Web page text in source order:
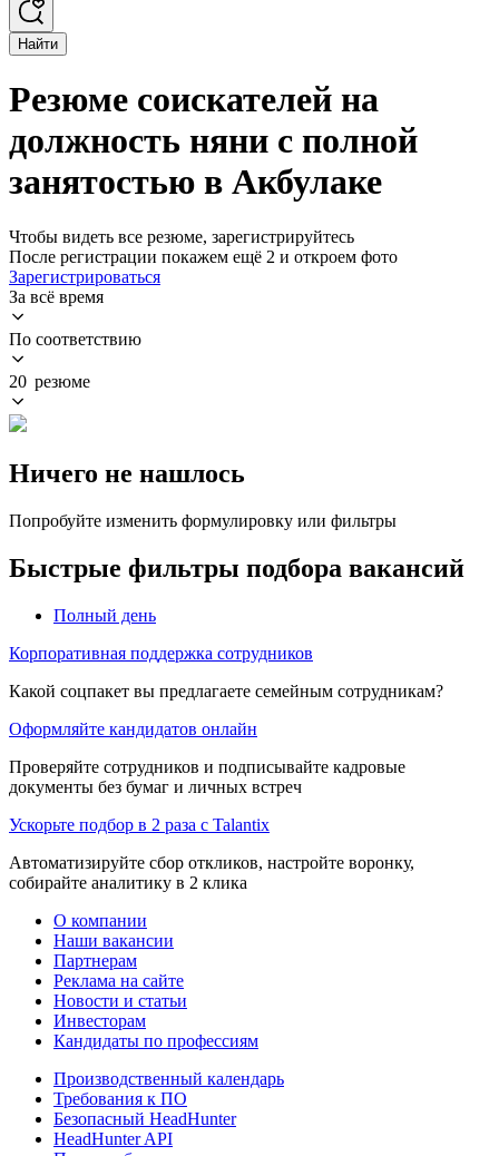
Найти
Резюме соискателей на
должность няни с полной
занятостью в Акбулаке
Чтобы видеть все резюме, зарегистрируйтесь
После регистрации покажем ещё 2 и откроем фото
Зарегистрироваться
За всё время
По соответствию
20 резюме
Ничего не нашлось
Попробуйте изменить формулировку или фильтры
Быстрые фильтры подбора вакансий
Полный день
Корпоративная поддержка сотрудников
Какой соцпакет вы предлагаете семейным сотрудникам?
Оформляйте кандидатов онлайн
Проверяйте сотрудников и подписывайте кадровые
документы без бумаг и личных встреч
Ускорьте подбор в 2 раза с Talantix
Автоматизируйте сбор откликов, настройте воронку,
собирайте аналитику в 2 клика
О компании
Наши вакансии
Партнерам
Реклама на сайте
Новости и статьи
Инвесторам
Кандидаты по профессиям
Производственный календарь
Требования к ПО
Безопасный HeadHunter
HeadHunter API